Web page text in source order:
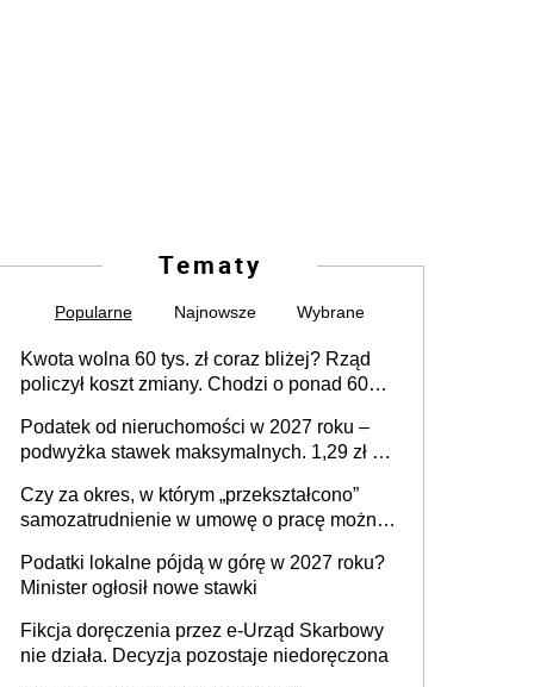
Tematy
Popularne Najnowsze Wybrane
Kwota wolna 60 tys. zł coraz bliżej? Rząd
policzył koszt zmiany. Chodzi o ponad 60
Podatek od nieruchomości w 2027 roku –
podwyżka stawek maksymalnych. 1,29 zł za
budynków i lokali związanych z
prowadzeniem działalności gospodarczej
Czy za okres, w którym „przekształcono”
samozatrudnienie w umowę o pracę można
umowy cywilnoprawnej jedynym
racjonalnym wyjściem
Podatki lokalne pójdą w górę w 2027 roku?
Minister ogłosił nowe stawki
Fikcja doręczenia przez e-Urząd Skarbowy
nie działa. Decyzja pozostaje niedoręczona